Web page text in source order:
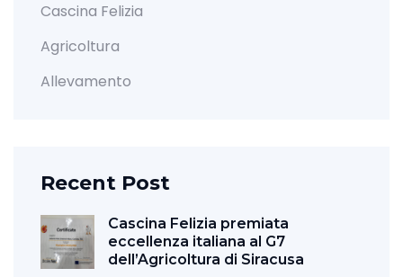
Cascina Felizia
Agricoltura
Allevamento
Recent Post
Cascina Felizia premiata
eccellenza italiana al G7
dell’Agricoltura di Siracusa